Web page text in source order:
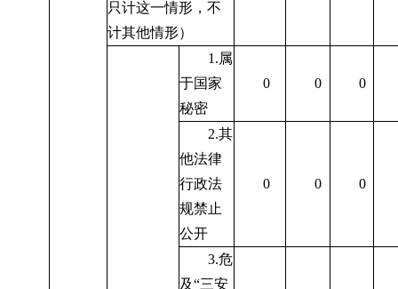
只计这一情形，不
计其他情形）
1.属
于国家
秘密
0 0 0
2.其
他法律
行政法
规禁止
公开
0 0 0
3.危
及“三安